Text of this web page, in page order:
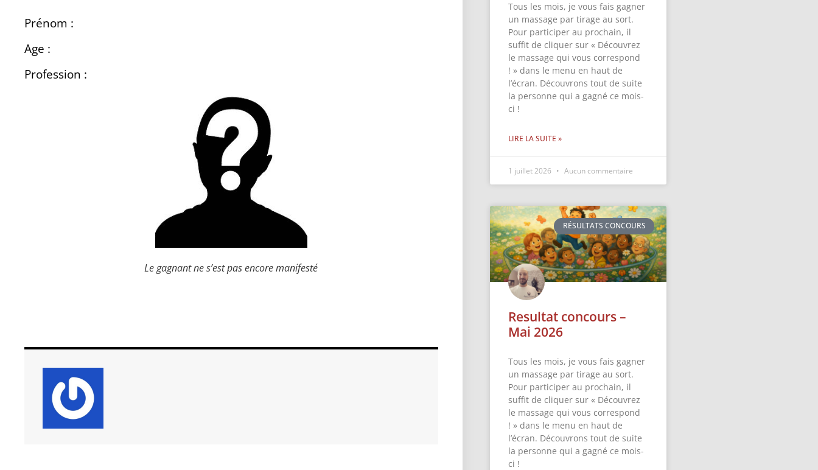
Prénom :
Age :
Profession :
Le gagnant ne s’est pas encore manifesté
Tous les mois, je vous fais gagner
un massage par tirage au sort.
Pour participer au prochain, il
suffit de cliquer sur « Découvrez
le massage qui vous correspond
! » dans le menu en haut de
l’écran. Découvrons tout de suite
la personne qui a gagné ce mois-
ci !
LIRE LA SUITE »
1 juillet 2026 Aucun commentaire
RÉSULTATS CONCOURS
Resultat concours –
Mai 2026
Tous les mois, je vous fais gagner
un massage par tirage au sort.
Pour participer au prochain, il
suffit de cliquer sur « Découvrez
le massage qui vous correspond
! » dans le menu en haut de
l’écran. Découvrons tout de suite
la personne qui a gagné ce mois-
ci !